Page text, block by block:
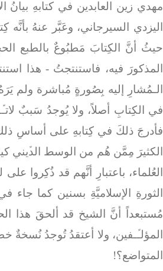
مهدي زين العابدين في كتابهِ بيانُ
اليزدي السيرجاني، وعَبَّر عنهُ
المذكورَ فيه، فاستنتجتُ - هذا
الـمُشارِ إليه بِصُورةٍ مُباشرة ولم
في الكِتابِ أصلاً، ولا يُوجدُ سَببٌ
فأدرجَ ذلكَ في كِتابهِ على أساسِ
الكثيرَ مِمَّن هُم من الوسط
العُلماء، باعتبارِ أنَّهم قد ذُكِروا
الثورةِ الإسلاميَّةِ بسنين كما
مُستبعداً أنَّ الشيخ قد ألحقَ هذا
المؤلـﱢـفين، ولا أعتقدُ تُوجدُ نُسخةٌ
المتواضع؟!